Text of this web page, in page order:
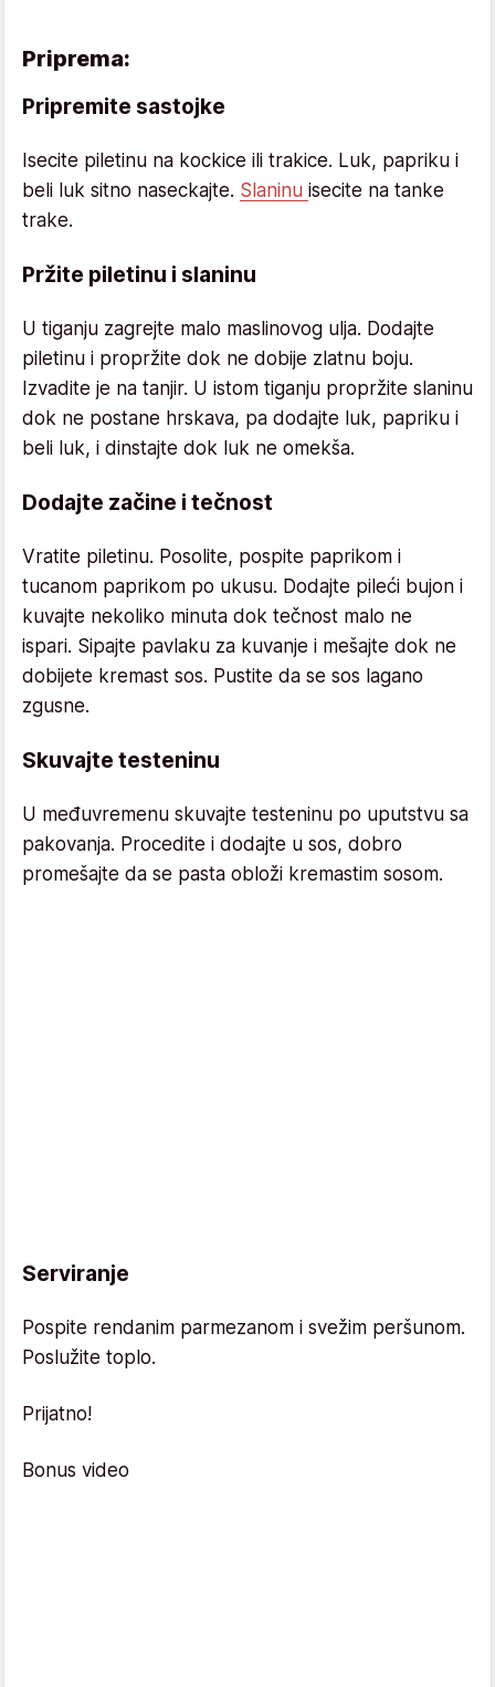
Priprema:
Pripremite sastojke
Isecite piletinu na kockice ili trakice. Luk, papriku i
beli luk sitno naseckajte. Slaninu isecite na tanke
trake.
Pržite piletinu i slaninu
U tiganju zagrejte malo maslinovog ulja. Dodajte
piletinu i propržite dok ne dobije zlatnu boju.
Izvadite je na tanjir. U istom tiganju propržite slaninu
dok ne postane hrskava, pa dodajte luk, papriku i
beli luk, i dinstajte dok luk ne omekša.
Dodajte začine i tečnost
Vratite piletinu. Posolite, pospite paprikom i
tucanom paprikom po ukusu. Dodajte pileći bujon i
kuvajte nekoliko minuta dok tečnost malo ne
ispari. Sipajte pavlaku za kuvanje i mešajte dok ne
dobijete kremast sos. Pustite da se sos lagano
zgusne.
Skuvajte testeninu
U međuvremenu skuvajte testeninu po uputstvu sa
pakovanja. Procedite i dodajte u sos, dobro
promešajte da se pasta obloži kremastim sosom.
Serviranje
Pospite rendanim parmezanom i svežim peršunom.
Poslužite toplo.
Prijatno!
Bonus video